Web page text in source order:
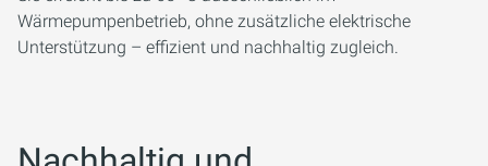
Wärmepumpenbetrieb, ohne zusätzliche elektrische
Unterstützung – effizient und nachhaltig zugleich.